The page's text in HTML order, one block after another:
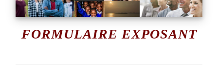
FORMULAIRE EXPOSANT